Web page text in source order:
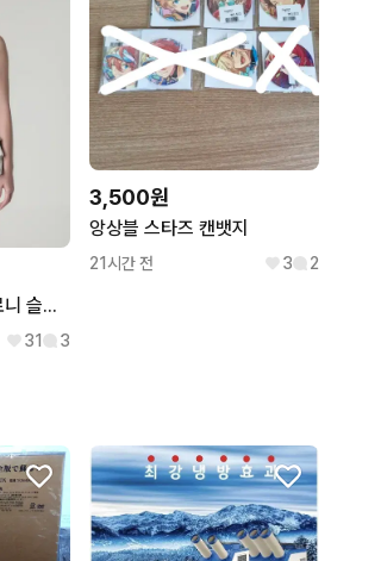
미사용) glowny 글로니 슬리브리스 스커트 세트 M사이즈
31 3
3,500원
앙상블 스타즈 캔뱃지
21시간 전 3 2